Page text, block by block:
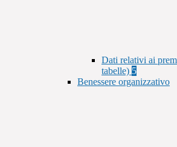
Dati relativi ai
tabelle) 5
Benessere organizzativo